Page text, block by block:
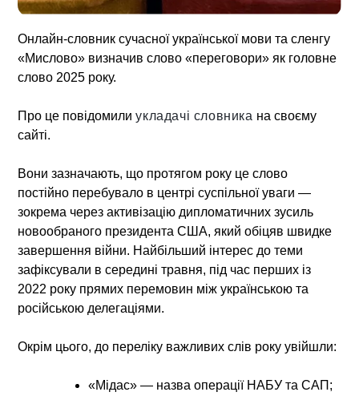
Онлайн-словник сучасної української мови та сленгу
«Мислово» визначив слово «переговори» як головне
слово 2025 року.
Про це повідомилиукладачі словника на своєму
сайті.
Вони зазначають, що протягом року це слово
постійно перебувало в центрі суспільної уваги —
зокрема через активізацію дипломатичних зусиль
новообраного президента США, який обіцяв швидке
завершення війни. Найбільший інтерес до теми
зафіксували в середині травня, під час перших із
2022 року прямих перемовин між українською та
російською делегаціями.
Окрім цього, до переліку важливих слів року увійшли:
«Мідас» — назва операції НАБУ та САП;